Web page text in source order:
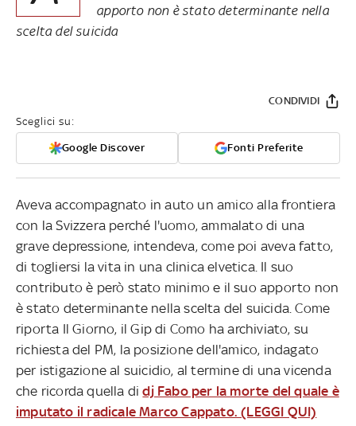
apporto non è stato determinante nella
scelta del suicida
Sceglici su:
Google Discover Fonti Preferite
CONDIVIDI
Aveva accompagnato in auto un amico alla frontiera
con la Svizzera perché l'uomo, ammalato di una
grave depressione, intendeva, come poi aveva fatto,
di togliersi la vita in una clinica elvetica. Il suo
contributo è però stato minimo e il suo apporto non
è stato determinante nella scelta del suicida. Come
riporta Il Giorno, il Gip di Como ha archiviato, su
richiesta del PM, la posizione dell'amico, indagato
per istigazione al suicidio, al termine di una vicenda
che ricorda quella didj Fabo per la morte del quale è
imputato il radicale Marco Cappato. (LEGGI QUI)